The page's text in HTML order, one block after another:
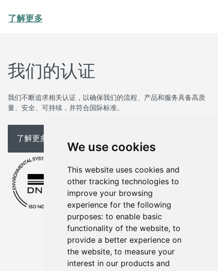
We use cookies
This website uses cookies and
other tracking technologies to
improve your browsing
experience for the following
purposes: to enable basic
functionality of the website, to
provide a better experience on
the website, to measure your
interest in our products and
了解更多
我们的认证
我们不断追求相关认证，以确保我们的流程、产品和服务具备高质
量、安全、可持续，并符合国际标准。
了解更多关于我们